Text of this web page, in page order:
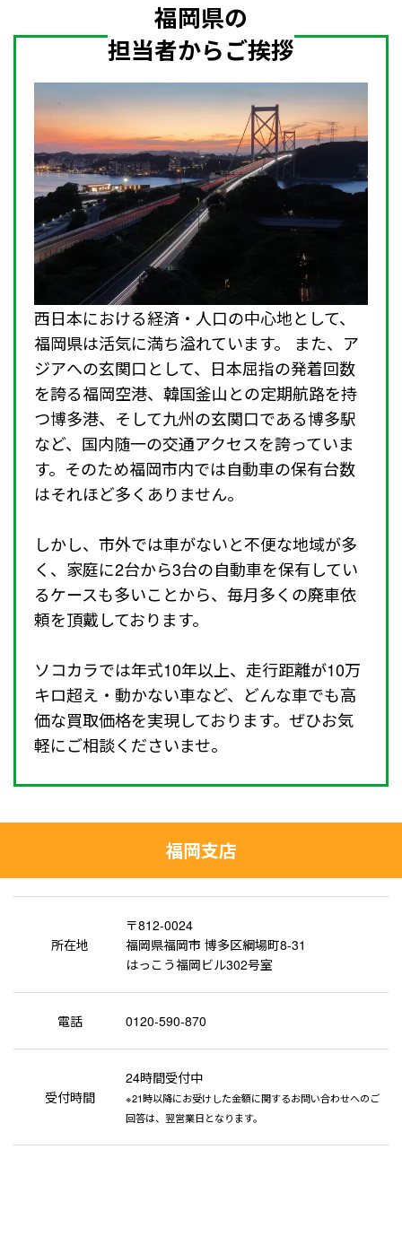
福岡県の
担当者からご挨拶
西日本における経済・人口の中心地として、
福岡県は活気に満ち溢れています。 また、ア
ジアへの玄関口として、日本屈指の発着回数
を誇る福岡空港、韓国釜山との定期航路を持
つ博多港、そして九州の玄関口である博多駅
など、国内随一の交通アクセスを誇っていま
す。そのため福岡市内では自動車の保有台数
はそれほど多くありません。
しかし、市外では車がないと不便な地域が多
く、家庭に2台から3台の自動車を保有してい
るケースも多いことから、毎月多くの廃車依
頼を頂戴しております。
ソコカラでは年式10年以上、走行距離が10万
キロ超え・動かない車など、どんな車でも高
価な買取価格を実現しております。ぜひお気
軽にご相談くださいませ。
福岡支店
所在地
〒812-0024
福岡県福岡市 博多区綱場町8-31
はっこう福岡ビル302号室
電話 0120-590-870
受付時間
24時間受付中
※21時以降にお受けした金額に関するお問い合わせへのご
回答は、翌営業日となります。